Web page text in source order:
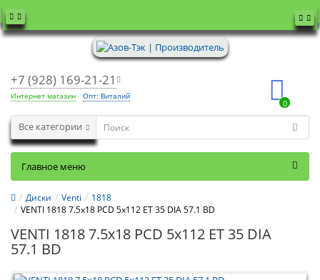
+7 (928) 169-21-21
Интернет магазин Опт: Виталий
0
Все категории
Главное меню
Диски Venti
1818
VENTI 1818 7.5x18 PCD 5x112 ET 35 DIA 57.1 BD
VENTI 1818 7.5x18 PCD 5x112 ET 35 DIA
57.1 BD